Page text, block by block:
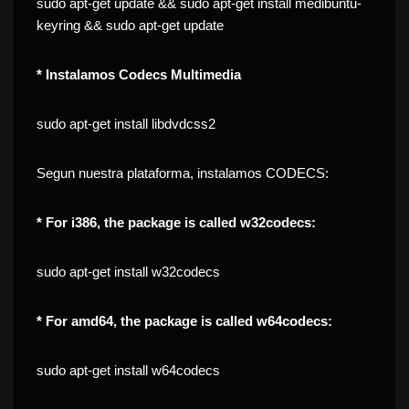
sudo apt-get update && sudo apt-get install medibuntu-
keyring && sudo apt-get update
* Instalamos Codecs Multimedia
sudo apt-get install libdvdcss2
Segun nuestra plataforma, instalamos CODECS:
* For i386, the package is called w32codecs:
sudo apt-get install w32codecs
* For amd64, the package is called w64codecs:
sudo apt-get install w64codecs